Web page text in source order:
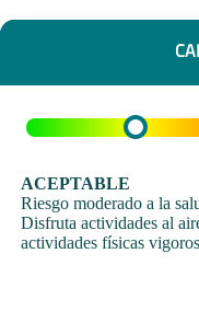
ACEPTABLE
Riesgo moderado a la
Disfruta actividades al
actividades físicas